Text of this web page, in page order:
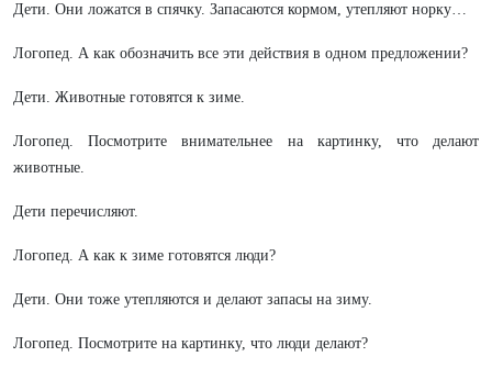
Дети. Они ложатся в спячку. Запасаются кормом, утепляют норку…
Логопед. А как обозначить все эти действия в одном предложении?
Дети. Животные готовятся к зиме.
Логопед. Посмотрите внимательнее на картинку, что делают
животные.
Дети перечисляют.
Логопед. А как к зиме готовятся люди?
Дети. Они тоже утепляются и делают запасы на зиму.
Логопед. Посмотрите на картинку, что люди делают?